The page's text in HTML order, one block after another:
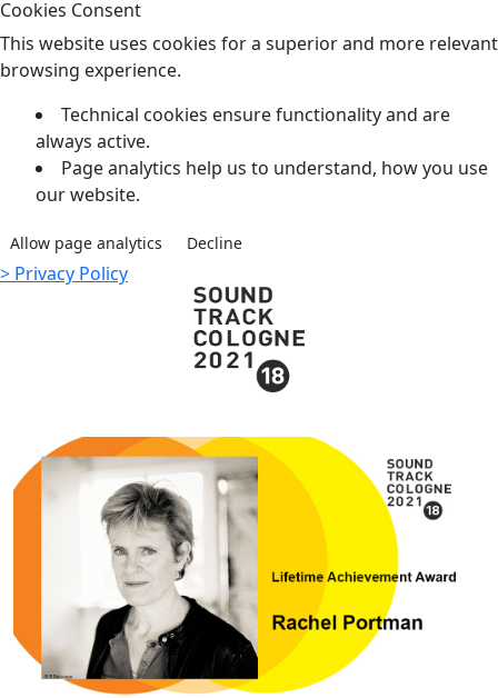
Cookies Consent
This website uses cookies for a superior and more relevant
browsing experience.
Technical cookies ensure functionality and are
always active.
Page analytics help us to understand, how you use
our website.
Allow page analytics Decline
> Privacy Policy